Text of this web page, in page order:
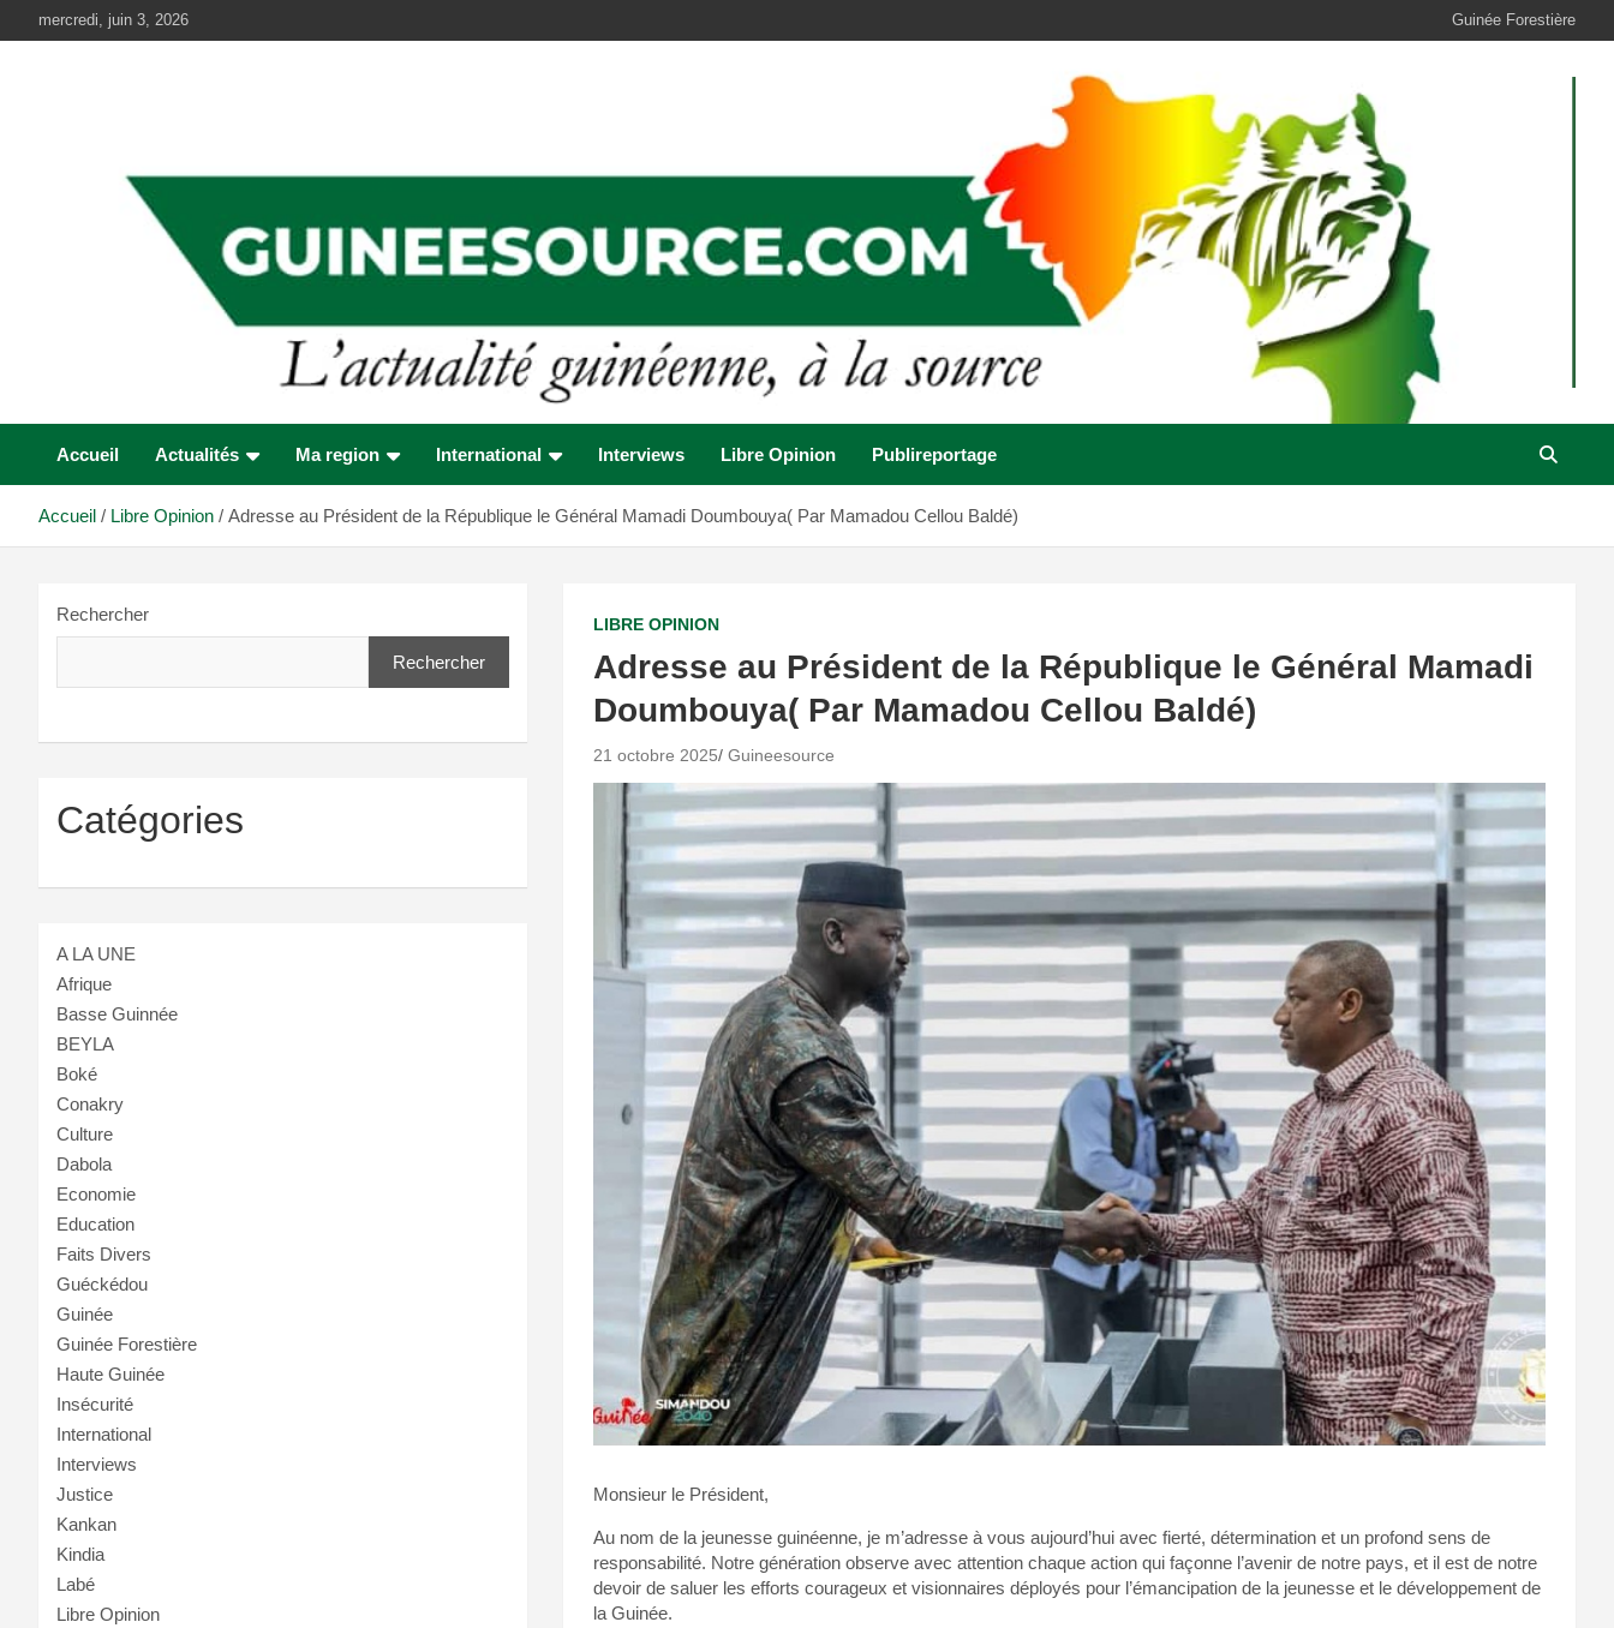
au
mercredi, juin 3, 2026 Guinée Forestière
Accueil Actualités Ma region International Interviews Libre Opinion Publireportage
Accueil Libre Opinion Adresse au Président de la République le Général Mamadi Doumbouya( Par Mamadou Cellou Baldé)
LIBRE OPINION
Adresse au Président de la République le Général Mamadi
Doumbouya( Par Mamadou Cellou Baldé)
21 octobre 2025 Guineesource
Monsieur le Président,
Au nom de la jeunesse guinéenne, je m’adresse à vous aujourd’hui avec fierté, détermination et un profond sens de
responsabilité. Notre génération observe avec attention chaque action qui façonne l’avenir de notre pays, et il est de notre
devoir de saluer les efforts courageux et visionnaires déployés pour l’émancipation de la jeunesse et le développement de
la Guinée.
Rechercher
Rechercher
Catégories
A LA UNE
Afrique
Basse Guinnée
BEYLA
Boké
Conakry
Culture
Dabola
Economie
Education
Faits Divers
Guéckédou
Guinée
Guinée Forestière
Haute Guinée
Insécurité
International
Interviews
Justice
Kankan
Kindia
Labé
Libre Opinion